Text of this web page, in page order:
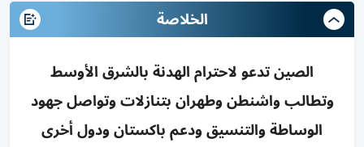
الخلاصة
الصين تدعو لاحترام الهدنة بالشرق الأوسط
وتطالب واشنطن وطهران بتنازلات وتواصل جهود
الوساطة والتنسيق ودعم باكستان ودول أخرى